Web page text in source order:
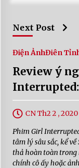
Next Post
Điện ẢnhĐiên
Review ý
CN Th2 2 , 2020
Phim Girl
tâm lý sâu sắc, kể
thả hoàn toàn trong
chính cô ấy hoặc